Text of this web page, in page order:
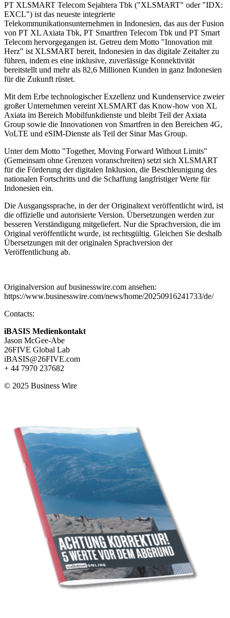
PT XLSMART Telecom Sejahtera Tbk ("XLSMART" oder "IDX:
EXCL") ist das neueste integrierte
Telekommunikationsunternehmen in Indonesien, das aus der Fusion
von PT XL Axiata Tbk, PT Smartfren Telecom Tbk und PT Smart
Telecom hervorgegangen ist. Getreu dem Motto "Innovation mit
Herz" ist XLSMART bereit, Indonesien in das digitale Zeitalter zu
führen, indem es eine inklusive, zuverlässige Konnektivität
bereitstellt und mehr als 82,6 Millionen Kunden in ganz Indonesien
für die Zukunft rüstet.
Mit dem Erbe technologischer Exzellenz und Kundenservice zweier
großer Unternehmen vereint XLSMART das Know-how von XL
Axiata im Bereich Mobilfunkdienste und bleibt Teil der Axiata
Group sowie die Innovationen von Smartfren in den Bereichen 4G,
VoLTE und eSIM-Dienste als Teil der Sinar Mas Group.
Unter dem Motto "Together, Moving Forward Without Limits"
(Gemeinsam ohne Grenzen voranschreiten) setzt sich XLSMART
für die Förderung der digitalen Inklusion, die Beschleunigung des
nationalen Fortschritts und die Schaffung langfristiger Werte für
Indonesien ein.
Die Ausgangssprache, in der der Originaltext veröffentlicht wird, ist
die offizielle und autorisierte Version. Übersetzungen werden zur
besseren Verständigung mitgeliefert. Nur die Sprachversion, die im
Original veröffentlicht wurde, ist rechtsgültig. Gleichen Sie deshalb
Übersetzungen mit der originalen Sprachversion der
Veröffentlichung ab.
Originalversion auf businesswire.com ansehen:
https://www.businesswire.com/news/home/20250916241733/de/
Contacts:
iBASIS Medienkontakt
Jason McGee-Abe
26FIVE Global Lab
iBASIS@26FIVE.com
+ 44 7970 237682
© 2025 Business Wire